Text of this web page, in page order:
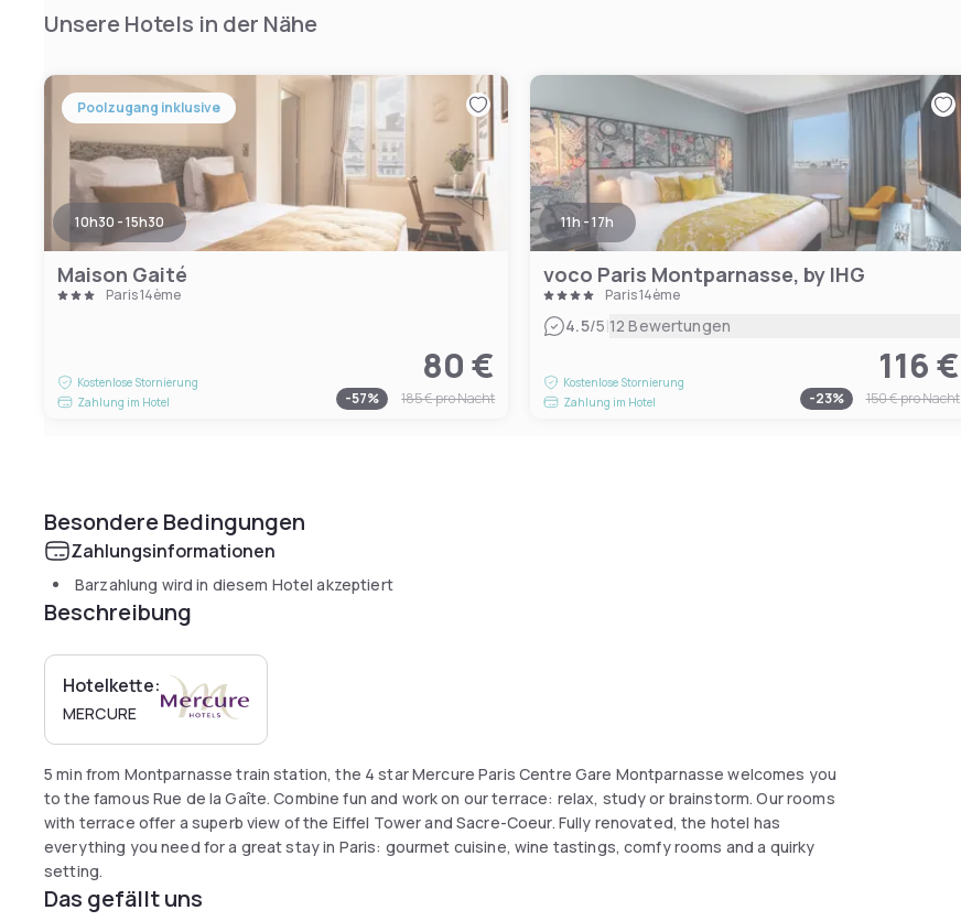
Unsere Hotels in der Nähe
Poolzugang inklusive
10h30 - 15h30
Maison Gaité
Paris 14ème
Kostenlose Stornierung
Zahlung im Hotel
80 €
-57% 185 €pro Nacht
11h - 17h
voco Paris Montparnasse, by IHG
Paris 14ème
4.5/5|12 Bewertungen
Kostenlose Stornierung
Zahlung im Hotel
116 €
-23% 150 €pro Nacht
Besondere Bedingungen
Zahlungsinformationen
Barzahlung wird in diesem Hotel akzeptiert
Beschreibung
Hotelkette:
MERCURE
5 min from Montparnasse train station, the 4 star Mercure Paris Centre Gare Montparnasse welcomes you
to the famous Rue de la Gaîte. Combine fun and work on our terrace: relax, study or brainstorm. Our rooms
with terrace offer a superb view of the Eiffel Tower and Sacre-Coeur. Fully renovated, the hotel has
everything you need for a great stay in Paris: gourmet cuisine, wine tastings, comfy rooms and a quirky
setting.
Das gefällt uns